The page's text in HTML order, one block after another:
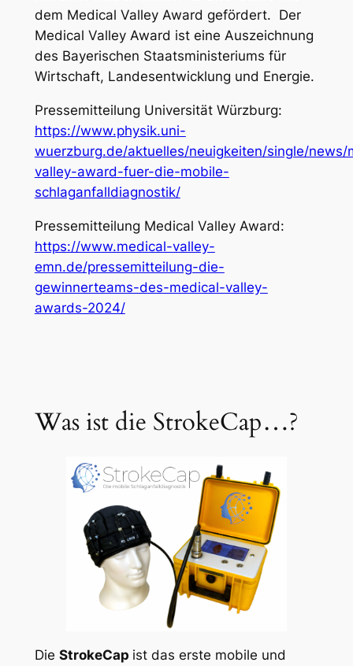
dem Medical Valley Award gefördert. Der
Medical Valley Award ist eine Auszeichnung
des Bayerischen Staatsministeriums für
Wirtschaft, Landesentwicklung und Energie.
Pressemitteilung Universität Würzburg:
https://www.physik.uni-
wuerzburg.de/aktuelles/neuigkeiten/single/news/
valley-award-fuer-die-mobile-
schlaganfalldiagnostik/
Pressemitteilung Medical Valley Award:
https://www.medical-valley-
emn.de/pressemitteilung-die-
gewinnerteams-des-medical-valley-
awards-2024/
Was ist die StrokeCap…?
Die StrokeCap ist das erste mobile und